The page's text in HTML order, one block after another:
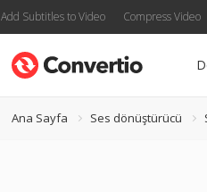
Add Subtitles to Video Compress Video
Ana Sayfa Ses dönüştürücü